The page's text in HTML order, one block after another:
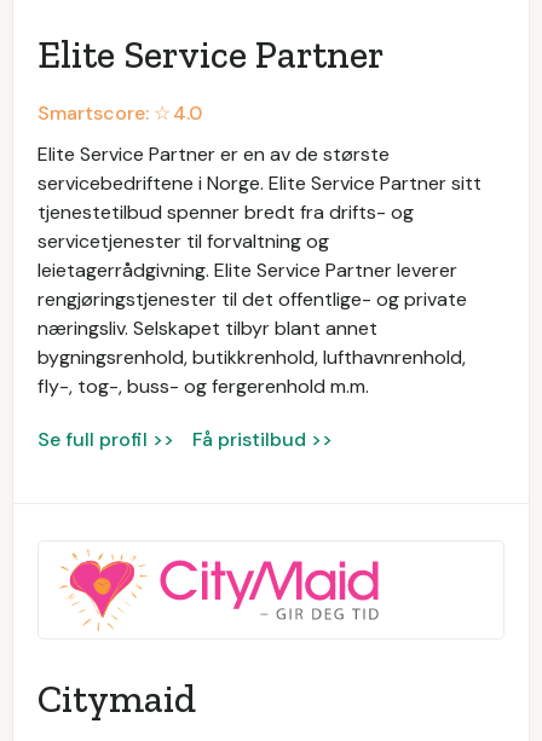
Elite Service Partner
Smartscore: ☆4.0
Elite Service Partner er en av de største
servicebedriftene i Norge. Elite Service Partner sitt
tjenestetilbud spenner bredt fra drifts- og
servicetjenester til forvaltning og
leietagerrådgivning. Elite Service Partner leverer
rengjøringstjenester til det offentlige- og private
næringsliv. Selskapet tilbyr blant annet
bygningsrenhold, butikkrenhold, lufthavnrenhold,
fly-, tog-, buss- og fergerenhold m.m.
Se full profil >> Få pristilbud >>
Citymaid